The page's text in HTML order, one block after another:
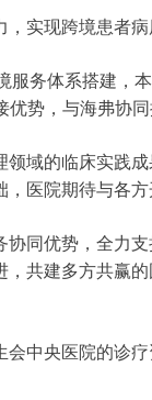
实现跨境患
务体系搭建
势，与海弗协
域的临床实践
医院期待与各
同优势，全
共建多方共赢的
中央医院的诊